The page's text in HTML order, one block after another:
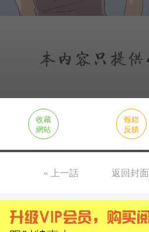
收藏
網站
報錯
反饋
« 上一話 返回封面